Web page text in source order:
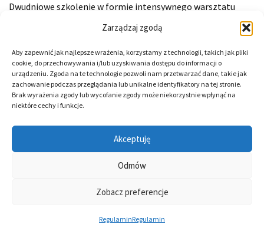
Zarządzaj zgodą
Aby zapewnić jak najlepsze wrażenia, korzystamy z technologii, takich jak pliki
cookie, do przechowywania i/lub uzyskiwania dostępu do informacji o
urządzeniu. Zgoda na te technologie pozwoli nam przetwarzać dane, takie jak
zachowanie podczas przeglądania lub unikalne identyfikatory na tej stronie.
Brak wyrażenia zgody lub wycofanie zgody może niekorzystnie wpłynąć na
niektóre cechy i funkcje.
Akceptuję
Odmów
Zobacz preferencje
RegulaminRegulamin
Dwudniowe szkolenie w formie intensywnego warsztatu
poświęcone diagnozie ADHD dzieci i młodzieży.Podczas
spotkania omówiony zostanie kompletny proces diagnozy
psychologicznej – od momentu zgłoszenia się,…Dowiedz się
więcej »
| Powered by
Oferta szkoleń dla specjalistów